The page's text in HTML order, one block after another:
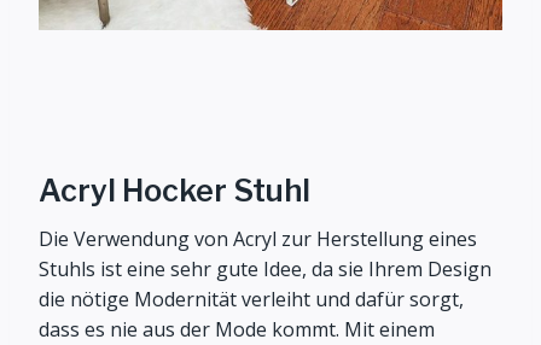
Acryl Hocker Stuhl
Die Verwendung von Acryl zur Herstellung eines
Stuhls ist eine sehr gute Idee, da sie Ihrem Design
die nötige Modernität verleiht und dafür sorgt,
dass es nie aus der Mode kommt. Mit einem